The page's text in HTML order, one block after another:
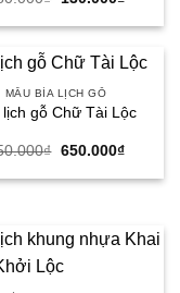
là:
tại
MẪU BÌA LỊCH GỖ
gỗ Chữ Tài Lộc
₫ Giá
là:
650.000₫Giá
tại